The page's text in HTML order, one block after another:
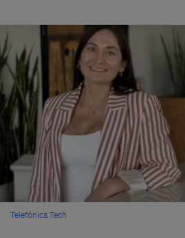
Telefónica Tech